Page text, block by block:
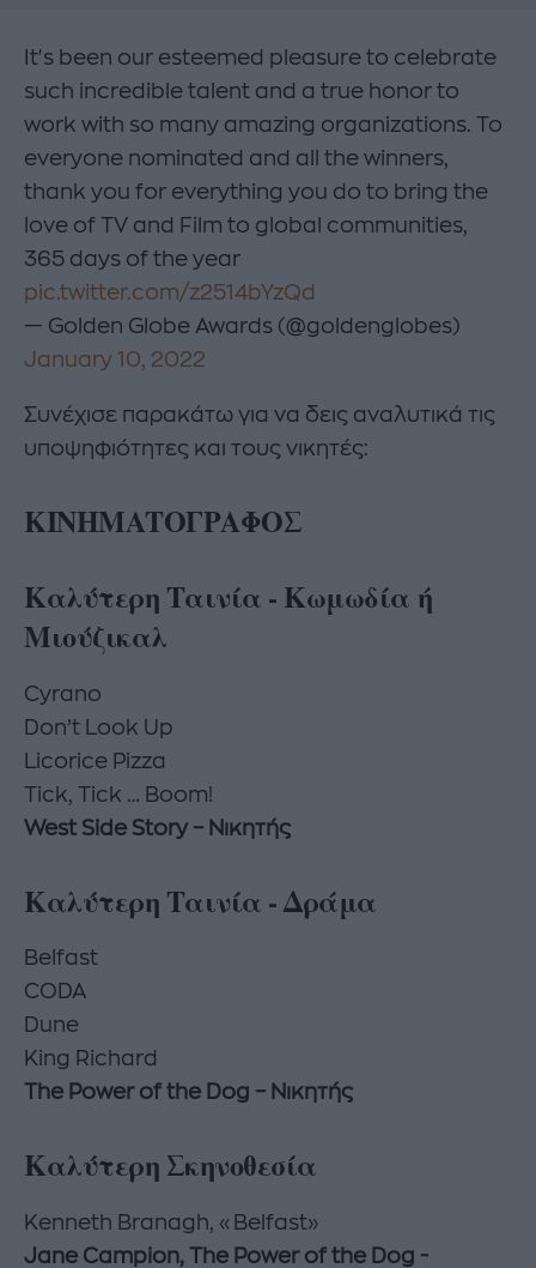
It's been our esteemed pleasure to celebrate
such incredible talent and a true honor to
work with so many amazing organizations. To
everyone nominated and all the winners,
thank you for everything you do to bring the
love of TV and Film to global communities,
365 days of the year
pic.twitter.com/z2514bYzQd
— Golden Globe Awards (@goldenglobes)
January 10, 2022
Συνέχισε παρακάτω για να δεις αναλυτικά τις
υποψηφιότητες και τους νικητές:
ΚΙΝΗΜΑΤΟΓΡΑΦΟΣ
Καλύτερη Ταινία - Κωμωδία ή
Μιούζικαλ
Cyrano
Don’t Look Up
Licorice Pizza
Tick, Tick … Boom!
West Side Story – Νικητής
Καλύτερη Ταινία - Δράμα
Belfast
CODA
Dune
King Richard
The Power of the Dog – Νικητής
Καλύτερη Σκηνοθεσία
Kenneth Branagh, «Belfast»
Jane Campion, The Power of the Dog -